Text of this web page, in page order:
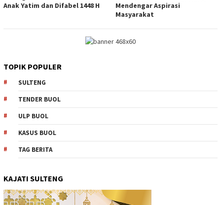
Anak Yatim dan Difabel 1448 H
Mendengar Aspirasi
Masyarakat
TOPIK POPULER
SULTENG
TENDER BUOL
ULP BUOL
KASUS BUOL
TAG BERITA
KAJATI SULTENG